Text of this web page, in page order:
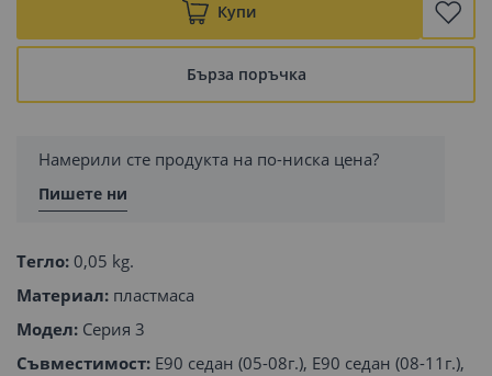
Купи
Бърза поръчка
Намерили сте продукта на по-ниска цена?
Пишете ни
Тегло: 0,05 kg.
Материал: пластмаса
Модел: Серия 3
Съвместимост: E90 седан (05-08г.), E90 седан (08-11г.),